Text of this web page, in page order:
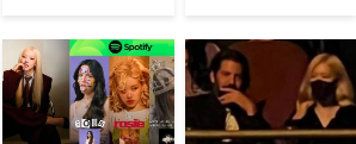
Style" as
the
Longest-
Running Top
10 K-pop
紅毯